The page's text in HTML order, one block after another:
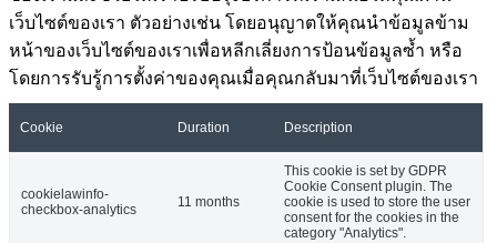
เว็บไซต์ของเรา ตัวอย่างเช่น โดยอนุญาตให้คุณนำข้อมูลข้าม
หน้าของเว็บไซต์ของเราเพื่อหลีกเลี่ยงการป้อนข้อมูลซ้ำ หรือ
โดยการรับรู้การตั้งค่าของคุณเมื่อคุณกลับมาที่เว็บไซต์ของเรา
Cookie Duration Description
cookielawinfo-
checkbox-analytics
11 months
This cookie is set by GDPR
Cookie Consent plugin. The
cookie is used to store the user
consent for the cookies in the
category "Analytics".